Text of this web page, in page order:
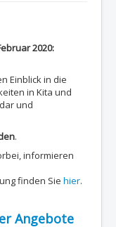
2020:
Einblick in die
in Kita und
und
.
informieren
finden Sie hier.
Angebote